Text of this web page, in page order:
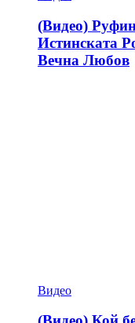
(Видео)
Истинската
Вечна Любов
Видео